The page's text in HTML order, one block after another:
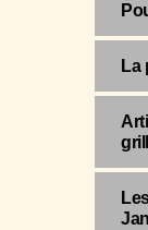
La